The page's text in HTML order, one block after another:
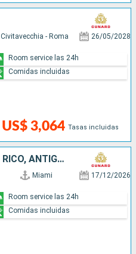
Civitavecchia - Roma 26/05/2028
US$ 3,064 Tasas incluidas
Room service las 24h
Comidas incluidas
ESTADOS UNIDOS, PUERTO RICO, ANTIGUA Y BARBUDA, SANTA LUCIA, BARBADOS, SAN MARTÍN, ISLAS CAIMÁN, JAMAICA, HONDURAS, MÉXICO
Miami 17/12/2026
Room service las 24h
Comidas incluidas